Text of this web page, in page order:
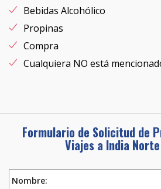
Bebidas Alcohólico
Propinas
Compra
Cualquiera NO está
Formulario de Solicitud de
Viajes a India
Nombre: